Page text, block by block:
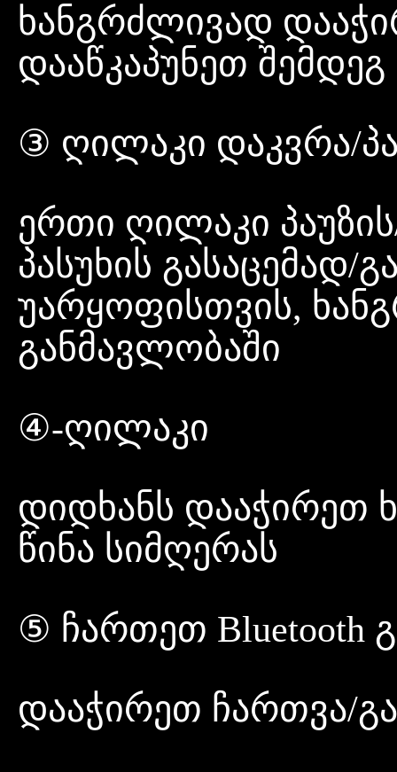
ხანგრძლივად
დააწკაპუნეთ
③ ღილაკი დაკვრა/
ერთი ღილაკი
პასუხის გასაცემად/
უარყოფისთვის,
განმავლობაში
④-ღილაკი
დიდხანს დააჭირეთ
წინა სიმღერას
⑤ ჩართეთ Bluetooth
დააჭირეთ ჩართვა/